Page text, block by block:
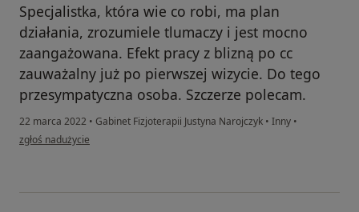
Specjalistka, która wie co robi, ma plan
działania, zrozumiele tlumaczy i jest mocno
zaangażowana. Efekt pracy z blizną po cc
zauważalny już po pierwszej wizycie. Do tego
przesympatyczna osoba. Szczerze polecam.
22 marca 2022 • Gabinet Fizjoterapii Justyna Narojczyk • Inny •
w opinii użytkownika Kamila Fischer
zgłoś nadużycie